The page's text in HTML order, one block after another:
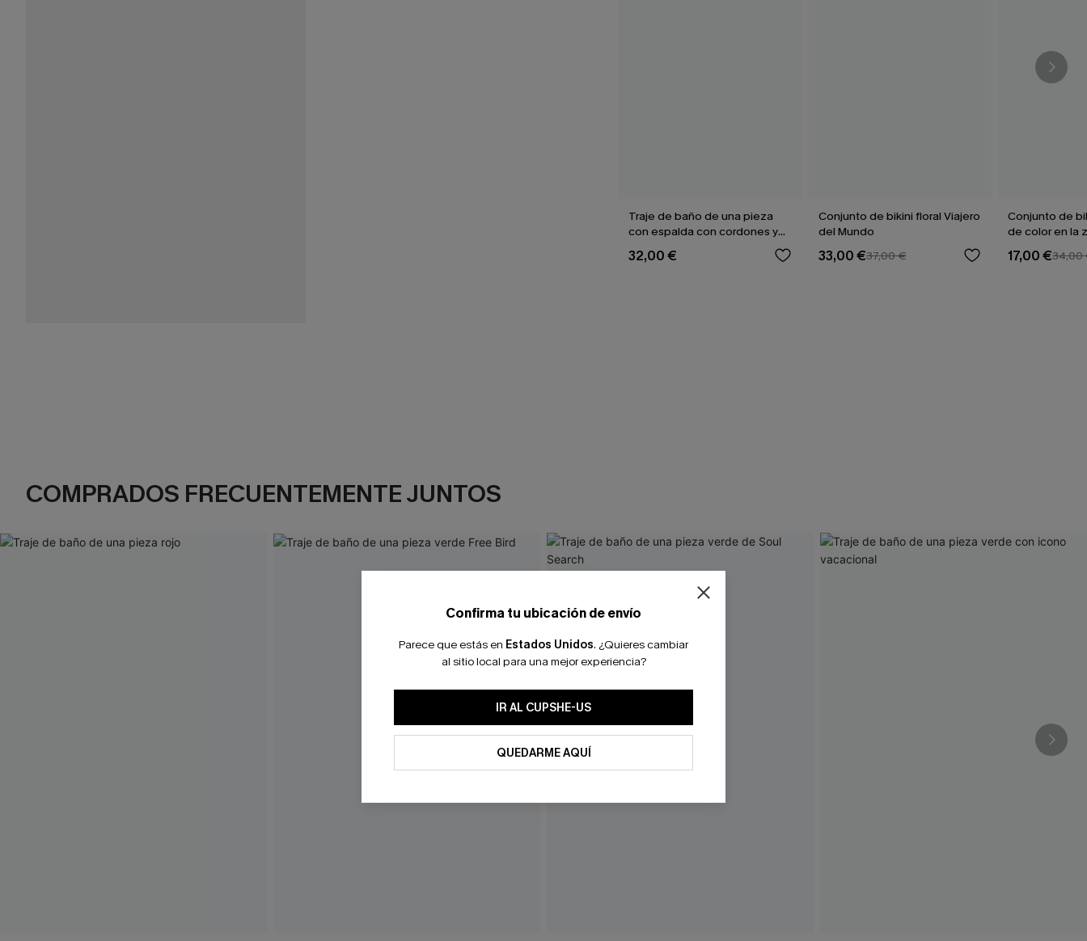
Traje de baño de una pieza
con espalda con cordones y
aleteo floral
32,00 €
Conjunto de bikini floral Viajero
del Mundo
33,00 €37,00 €
Conjunto de
de color en la
17,00 €34,00
COMPRADOS FRECUENTEMENTE JUNTOS
Confirma tu ubicación de envío
Parece que estás en Estados Unidos. ¿Quieres cambiar
al sitio local para una mejor experiencia?
IR AL CUPSHE-US
QUEDARME AQUÍ